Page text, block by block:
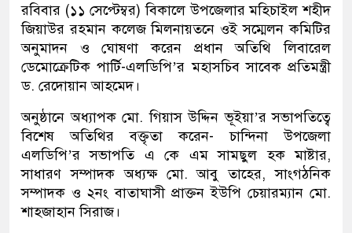
রবিবার (১১ সেপ্টেম্বর) বিকালে উপজেলার মহিচাইল শহীদ
জিয়াউর রহমান কলেজ মিলনায়তনে ওই সম্মেলন কমিটির
অনুমাদন ও ঘোষণা করেন প্রধান অতিথি লিবারেল
ডেমোক্রেটিক পার্টি-এলডিপি’র মহাসচিব সাবেক প্রতিমন্ত্রী
ড. রেদোয়ান আহমেদ।
অনুষ্ঠানে অধ্যাপক মো. গিয়াস উদ্দিন ভূইয়া’র সভাপতিত্বে
বিশেষ অতিথির বক্তৃতা করেন- চান্দিনা উপজেলা
এলডিপি’র সভাপতি এ কে এম সামছুল হক মাষ্টার,
সাধারণ সম্পাদক অধ্যক্ষ মো. আবু তাহের, সাংগঠনিক
সম্পাদক ও ২নং বাতাঘাসী প্রাক্তন ইউপি চেয়ারম্যান মো.
শাহজাহান সিরাজ।